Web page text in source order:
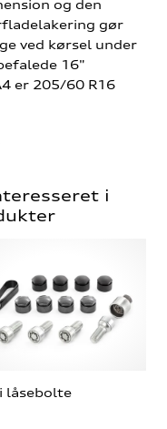
og den
gør
ved kørsel under
16"
er 205/60 R16
i
låsebolte